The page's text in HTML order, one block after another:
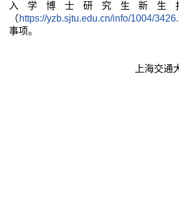
入学博士研究生新生
（ https://yzb.sjtu.edu.cn/info/1004/
事项。
上海交通